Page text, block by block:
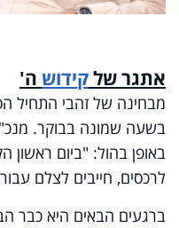
אתגר שלקידוש ה'
מבחינה של זהבי התחיל
בשעה שמונה בבוקר.
באופן בהול: "ביום ראשון
לרכסים, חייבים לצלם
ברגעים הבאים היא כבר